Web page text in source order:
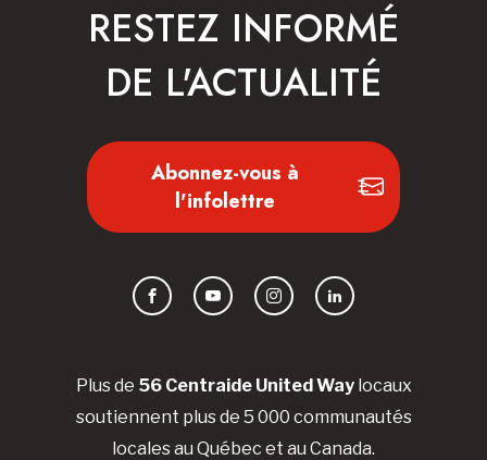
Plus de 56 Centraide United Waylocaux
soutiennent plus de 5 000 communautés
locales au Québec et au Canada.
RESTEZ INFORMÉ
DE L'ACTUALITÉ
Abonnez-vous à
l'infolettre
FacebookYouTubeInstagramLinkedIn